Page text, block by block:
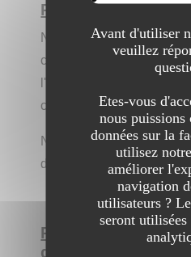
Présentez le site
Notre site vous propose
composants bois pour la
l'agencement, possibilité
commander en ligne sur
Nous sommes situés à
dans les Alpes.
Pourquoi est-il
qui pourrait le
Avant d'utiliser
veuillez
Etes-vous
nous puissions
données sur la
utilisez
améliorer
navigation
utilisateurs ?
seront